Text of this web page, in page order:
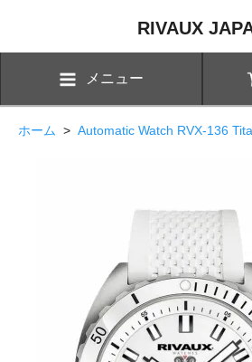
RIVAUX
メニュー
ホーム > Automatic Watch RVX-136